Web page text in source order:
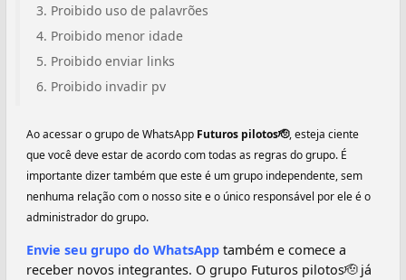
Proibido uso de palavrões
Proibido menor idade
Proibido enviar links
Proibido invadir pv
Ao acessar o grupo de WhatsApp Futuros pilotos🫡️, esteja ciente
que você deve estar de acordo com todas as regras do grupo. É
importante dizer também que este é um grupo independente, sem
nenhuma relação com o nosso site e o único responsável por ele é o
administrador do grupo.
Envie seu grupo do WhatsApp também e comece a
receber novos integrantes. O grupo Futuros pilotos🫡️ já